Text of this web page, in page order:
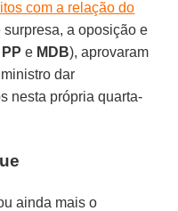
com a relação do
surpresa, a oposição e
PP e MDB), aprovaram
dar
nesta própria quarta-
ainda mais o